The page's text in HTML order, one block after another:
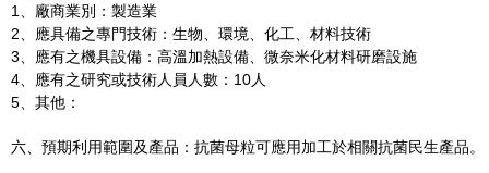
1、廠商業別：製造業
2、應具備之專門技術：生物、環境、化工、材料技術
3、應有之機具設備：高溫加熱設備、微奈米化材料研磨設施
4、應有之研究或技術人員人數：10人
5、其他：
六、預期利用範圍及產品：抗菌母粒可應用加工於相關抗菌民生產品。